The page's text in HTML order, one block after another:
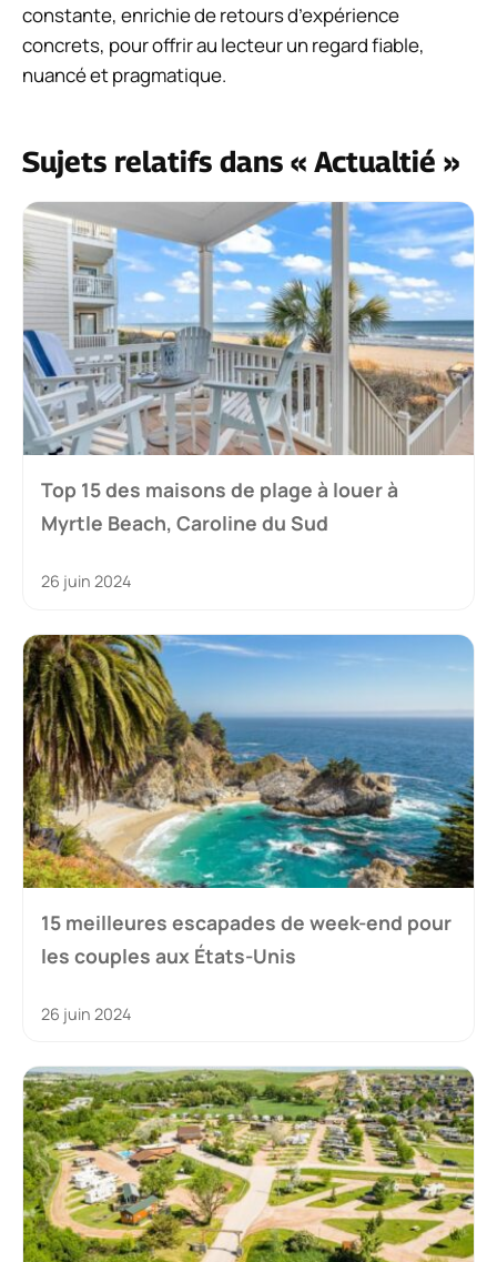
constante, enrichie de retours d’expérience
concrets, pour offrir au lecteur un regard fiable,
nuancé et pragmatique.
Sujets relatifs dans « Actualtié »
Top 15 des maisons de plage à louer à
Myrtle Beach, Caroline du Sud
26 juin 2024
15 meilleures escapades de week-end pour
les couples aux États-Unis
26 juin 2024